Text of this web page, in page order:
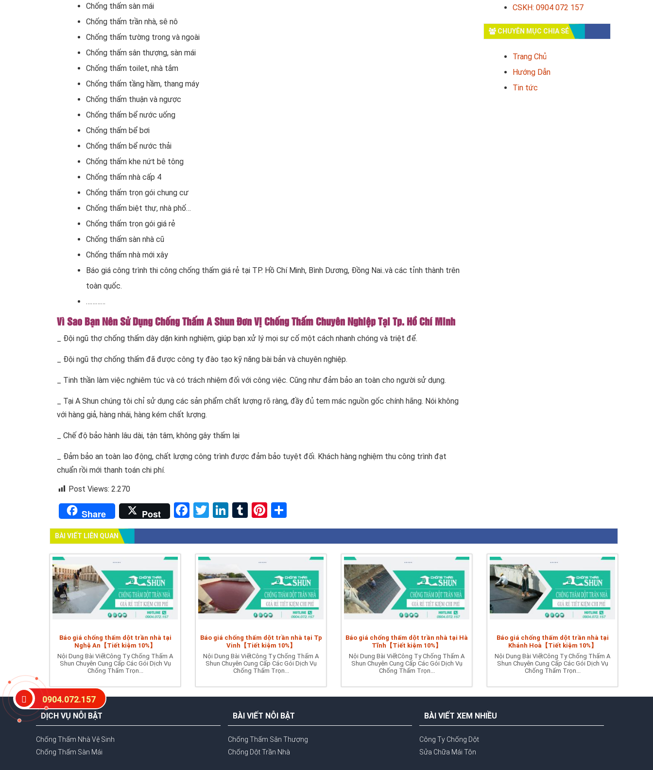
Chống thấm sàn mái
Chống thấm trần nhà, sê nô
Chống thấm tường trong và ngoài
Chống thấm sân thượng, sàn mái
Chống thấm toilet, nhà tắm
Chống thấm tầng hầm, thang máy
Chống thấm thuận và ngược
Chống thấm bể nước uống
Chống thấm bể bơi
Chống thấm bể nước thải
Chống thấm khe nứt bê tông
Chống thấm nhà cấp 4
Chống thấm trọn gói chung cư
Chống thấm biệt thự, nhà phố…
Chống thấm trọn gói giá rẻ
Chống thấm sàn nhà cũ
Chống thấm nhà mới xây
Báo giá công trình thi công chống thấm giá rẻ tại TP. Hồ Chí Minh, Bình Dương, Đồng Nai..và các tỉnh thành trên
toàn quốc.
…………
Vì Sao Bạn Nên Sử Dụng Chống Thấm A Shun Đơn Vị Chống Thấm Chuyên Nghiệp Tại Tp. Hồ Chí Minh
_ Đội ngũ thợ chống thấm dày dặn kinh nghiệm, giúp bạn xử lý mọi sự cố một cách nhanh chóng và triệt để.
_ Đội ngũ thợ chống thấm đã được công ty đào tạo kỹ năng bài bản và chuyên nghiệp.
_ Tinh thần làm việc nghiêm túc và có trách nhiệm đối với công việc. Cũng như đảm bảo an toàn cho người sử dụng.
_ Tại A Shun chúng tôi chỉ sử dụng các sản phẩm chất lượng rõ ràng, đầy đủ tem mác nguồn gốc chính hãng. Nói không
với hàng giả, hàng nhái, hàng kém chất lượng.
_ Chế độ bảo hành lâu dài, tận tâm, không gây thấm lại
_ Đảm bảo an toàn lao động, chất lượng công trình được đảm bảo tuyệt đối. Khách hàng nghiệm thu công trình đạt
chuẩn rồi mới thanh toán chi phí.
Post Views: 2.270
Share Post Facebook
Twitter
LinkedIn
TumblrPinterest
CSKH: 0904 072 157
CHUYÊN MỤC CHIA SẺ
Trang Chủ
Hướng Dẫn
Tin tức
BÀI VIẾT LIÊN QUAN
Báo giá chống thấm dột trần nhà tại
Nghệ An【Tiết kiệm 10%】
Nội Dung Bài ViếtCông Ty Chống Thấm A
Shun Chuyên Cung Cấp Các Gói Dịch Vụ
Chống Thấm Trọn...
Báo giá chống thấm dột trần nhà tại Tp
Vinh【Tiết kiệm 10%】
Nội Dung Bài ViếtCông Ty Chống Thấm A
Shun Chuyên Cung Cấp Các Gói Dịch Vụ
Chống Thấm Trọn...
Báo giá chống thấm dột trần nhà tại Hà
Tĩnh【Tiết kiệm 10%】
Nội Dung Bài ViếtCông Ty Chống Thấm A
Shun Chuyên Cung Cấp Các Gói Dịch Vụ
Chống Thấm Trọn...
Báo giá chống thấm dột trần nhà tại
Khánh Hoà【Tiết kiệm 10%】
Nội Dung Bài ViếtCông Ty Chống Thấm A
Shun Chuyên Cung Cấp Các Gói Dịch Vụ
Chống Thấm Trọn...
DỊCH VỤ NỖI BẬT
Chống Thấm Nhà Vệ Sinh
Chống Thấm Sàn Mái
BÀI VIẾT NỖI BẬT
Chống Thấm Sân Thượng
Chống Dột Trần Nhà
BÀI VIẾT XEM NHIỀU
Công Ty Chống Dột
Sửa Chữa Mái Tôn
0904.072.157